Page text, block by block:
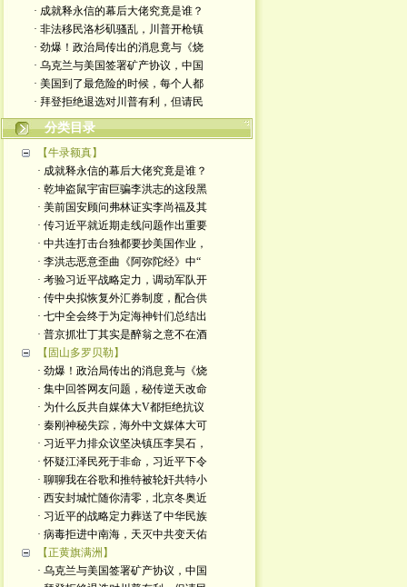
· 成就释永信的幕后大佬究竟是谁？
· 非法移民洛杉矶骚乱，川普开枪镇
· 劲爆！政治局传出的消息竟与《烧
· 乌克兰与美国签署矿产协议，中国
· 美国到了最危险的时候，每个人都
· 拜登拒绝退选对川普有利，但请民
分类目录
【牛录额真】
· 成就释永信的幕后大佬究竟是谁？
· 乾坤盗鼠宇宙巨骗李洪志的这段黑
· 美前国安顾问弗林证实李尚福及其
· 传习近平就近期走线问题作出重要
· 中共连打击台独都要抄美国作业，
· 李洪志恶意歪曲《阿弥陀经》中“
· 考验习近平战略定力，调动军队开
· 传中央拟恢复外汇券制度，配合供
· 七中全会终于为定海神针们总结出
· 普京抓壮丁其实是醉翁之意不在酒
【固山多罗贝勒】
· 劲爆！政治局传出的消息竟与《烧
· 集中回答网友问题，秘传逆天改命
· 为什么反共自媒体大V都拒绝抗议
· 秦刚神秘失踪，海外中文媒体大可
· 习近平力排众议坚决镇压李昊石，
· 怀疑江泽民死于非命，习近平下令
· 聊聊我在谷歌和推特被轮奸共特小
· 西安封城忙随你清零，北京冬奥近
· 习近平的战略定力葬送了中华民族
· 病毒拒进中南海，天灭中共变天佑
【正黄旗满洲】
· 乌克兰与美国签署矿产协议，中国